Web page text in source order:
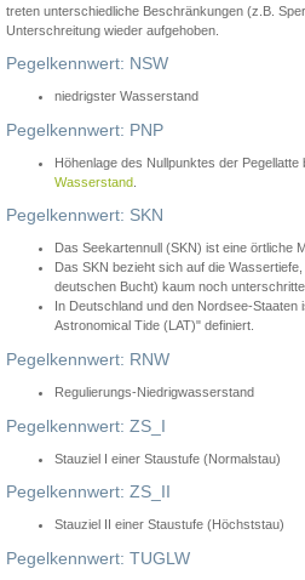
treten unterschiedliche Beschränkungen (z.B.
Unterschreitung wieder aufgehoben.
Pegelkennwert: NSW
niedrigster Wasserstand
Pegelkennwert: PNP
Höhenlage des Nullpunktes der
Wasserstand
Pegelkennwert: SKN
Das Seekartennull (SKN) ist eine örtliche
Das SKN bezieht sich auf die
deutschen Bucht) kaum noch
In Deutschland und den Nordsee-
Astronomical Tide (LAT)" definiert.
Pegelkennwert: RNW
Regulierungs-Niedrigwasserstand
Pegelkennwert: ZS_I
Stauziel I einer Staustufe (Normalstau)
Pegelkennwert: ZS_II
Stauziel II einer Staustufe (Höchststau)
Pegelkennwert: TUGLW